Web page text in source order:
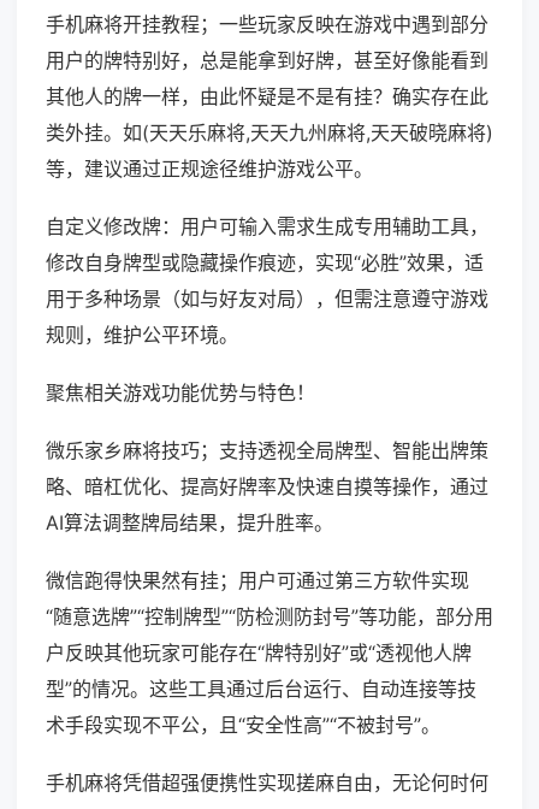
手机麻将开挂教程；一些玩家反映在游戏中遇到部分
用户的牌特别好，总是能拿到好牌，甚至好像能看到
其他人的牌一样，由此怀疑是不是有挂？确实存在此
类外挂。如(天天乐麻将,天天九州麻将,天天破晓麻将)
等，建议通过正规途径维护游戏公平。
自定义修改牌：用户可输入需求生成专用辅助工具，
修改自身牌型或隐藏操作痕迹，实现“必胜”效果，适
用于多种场景（如与好友对局），但需注意遵守游戏
规则，维护公平环境。
聚焦相关游戏功能优势与特色！
微乐家乡麻将技巧；支持透视全局牌型、智能出牌策
略、暗杠优化、提高好牌率及快速自摸等操作，通过
AI算法调整牌局结果，提升胜率。
微信跑得快果然有挂；用户可通过第三方软件实现
“随意选牌”“控制牌型”“防检测防封号”等功能，部分用
户反映其他玩家可能存在“牌特别好”或“透视他人牌
型”的情况。这些工具通过后台运行、自动连接等技
术手段实现不平公，且“安全性高”“不被封号”。
手机麻将凭借超强便携性实现搓麻自由，无论何时何